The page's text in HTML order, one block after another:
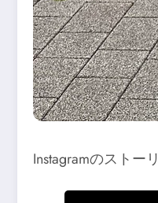
Instagramのスト